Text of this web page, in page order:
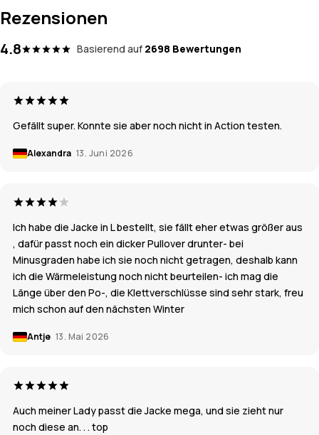
Rezensionen
4.8 Basierend auf 2698 Bewertungen
Gefällt super. Konnte sie aber noch nicht in Action testen.
Alexandra 13. Juni 2026
Ich habe die Jacke in L bestellt, sie fällt eher etwas größer aus
, dafür passt noch ein dicker Pullover drunter- bei
Minusgraden habe ich sie noch nicht getragen, deshalb kann
ich die Wärmeleistung noch nicht beurteilen- ich mag die
Länge über den Po-, die Klettverschlüsse sind sehr stark, freu
mich schon auf den nächsten Winter
Antje 13. Mai 2026
Auch meiner Lady passt die Jacke mega, und sie zieht nur
noch diese an. . . top